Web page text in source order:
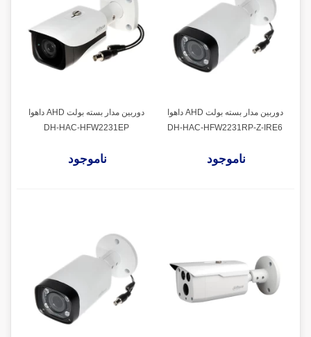
دوربین مدار بسته بولت AHD داهوا
DH-HAC-HFW2231RP-Z-IRE6
ناموجود
دوربین مدار بسته بولت AHD داهوا
DH-HAC-HFW2231EP
ناموجود